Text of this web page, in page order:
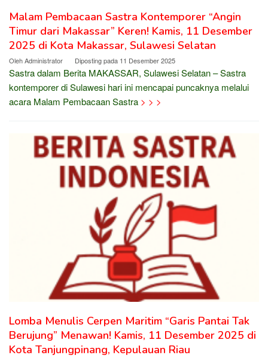
Malam Pembacaan Sastra Kontemporer “Angin
Timur dari Makassar” Keren! Kamis, 11 Desember
2025 di Kota Makassar, Sulawesi Selatan
OlehAdministrator Diposting pada 11 Desember 2025
Sastra dalam Berita MAKASSAR, Sulawesi Selatan – Sastra
kontemporer di Sulawesi hari ini mencapai puncaknya melalui
acara Malam Pembacaan Sastra > > >
Lomba Menulis Cerpen Maritim “Garis Pantai Tak
Berujung” Menawan! Kamis, 11 Desember 2025 di
Kota Tanjungpinang, Kepulauan Riau